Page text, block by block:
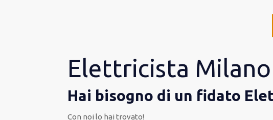
Elettricista
Hai bisogno di un fidato
Con noi lo hai trovato!